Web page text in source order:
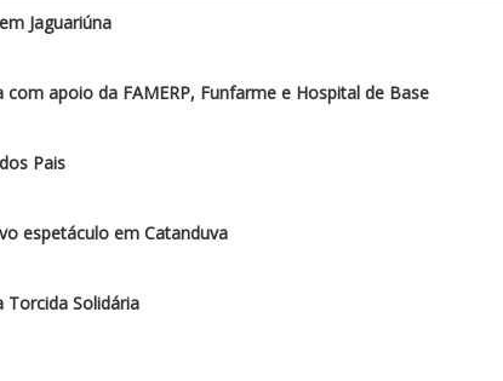
Jaguariúna
apoio da FAMERP, Funfarme e Hospital de Base
Pais
espetáculo em Catanduva
Torcida Solidária